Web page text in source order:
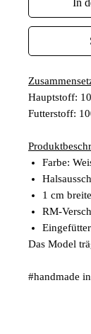
Hauptstoff:
Futterstoff:
Farbe:
1 cm
RM-
Das Model
#handmade